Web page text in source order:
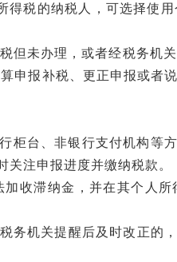
得税的纳税人，可选择使用
但未办理，或者经税务机
申报补税、更正申报或者
柜台、非银行支付机构等
注申报进度并缴纳税款。
收滞纳金，并在其个人所
务机关提醒后及时改正的